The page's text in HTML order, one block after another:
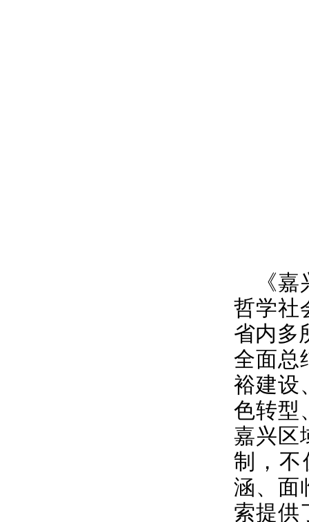
《
哲学社
省内多
全面总
裕建设
色转型
嘉兴区
制，不
涵、面
索提供